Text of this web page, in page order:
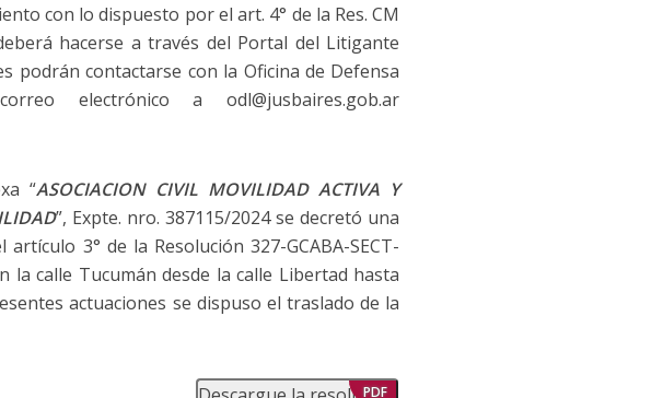
con lo dispuesto por el art. 4° de la Res. CM
hacerse a través del Portal del Litigante
podrán contactarse con la Oficina de Defensa
electrónico a odl@jusbaires.gob.ar
“ASOCIACION CIVIL MOVILIDAD ACTIVA Y
”, Expte. nro. 387115/2024 se decretó una
3° de la Resolución 327-GCABA-SECT-
calle Tucumán desde la calle Libertad hasta
actuaciones se dispuso el traslado de la
PDF